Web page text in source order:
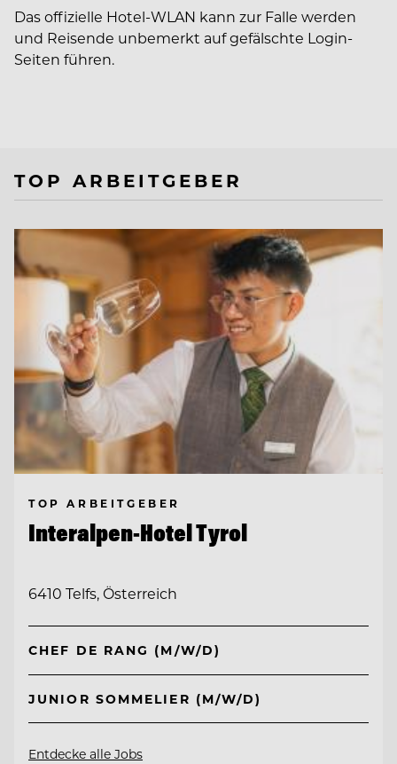
Das offizielle Hotel-WLAN kann zur Falle werden
und Reisende unbemerkt auf gefälschte Login-
Seiten führen.
TOP ARBEITGEBER
TOP ARBEITGEBER
Interalpen-Hotel Tyrol
6410 Telfs, Österreich
CHEF DE RANG (M/W/D)
JUNIOR SOMMELIER (M/W/D)
Entdecke alle Jobs